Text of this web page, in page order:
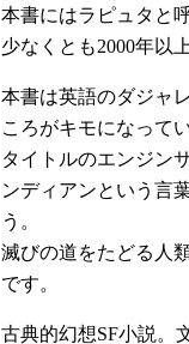
本書にはラピュタと
少なくとも2000年以
本書は英語のダジャ
ころがキモになって
タイトルのエンジン
ンディアンという言
う。
滅びの道をたどる人
です。
古典的幻想SF小説。